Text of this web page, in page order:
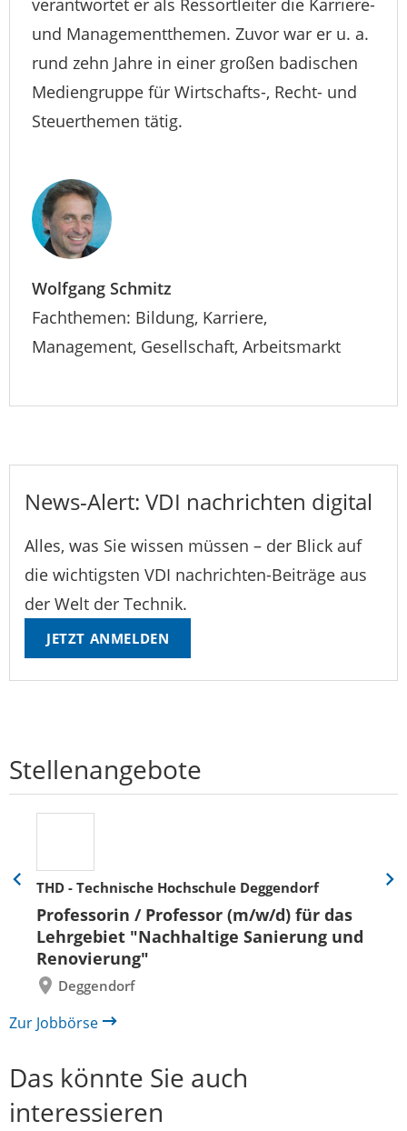
verantwortet er als Ressortleiter die Karriere-
und Managementthemen. Zuvor war er u. a.
rund zehn Jahre in einer großen badischen
Mediengruppe für Wirtschafts-, Recht- und
Steuerthemen tätig.
Wolfgang Schmitz
Fachthemen: Bildung, Karriere,
Management, Gesellschaft, Arbeitsmarkt
News-Alert: VDI nachrichten digital
Alles, was Sie wissen müssen – der Blick auf
die wichtigsten VDI nachrichten-Beiträge aus
der Welt der Technik.
JETZT ANMELDEN
Stellenangebote
THD - Technische Hochschule Deggendorf
Professorin / Professor (m/w/d) für das
Lehrgebiet "Nachhaltige Sanierung und
Renovierung"
Deggendorf
Eine
zurück
Eine
Zur Jobbörse
Das könnte Sie auch
interessieren